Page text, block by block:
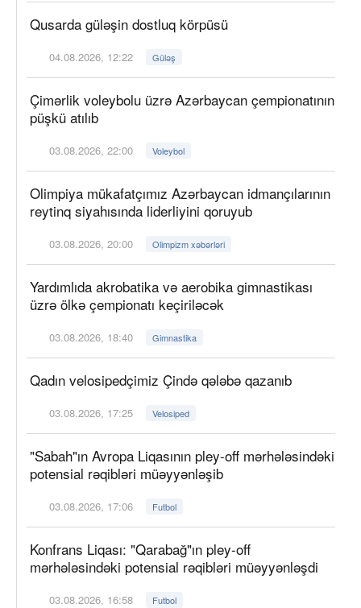
Qusarda güləşin dostluq körpüsü
04.08.2026, 12:22 Güləş
Çimərlik voleybolu üzrə Azərbaycan çempionatının
püşkü atılıb
03.08.2026, 22:00 Voleybol
Olimpiya mükafatçımız Azərbaycan idmançılarının
reytinq siyahısında liderliyini qoruyub
03.08.2026, 20:00 Olimpizm xəbərləri
Yardımlıda akrobatika və aerobika gimnastikası
üzrə ölkə çempionatı keçiriləcək
03.08.2026, 18:40 Gimnastika
Qadın velosipedçimiz Çində qələbə qazanıb
03.08.2026, 17:25 Velosiped
"Sabah"ın Avropa Liqasının pley-off mərhələsindəki
potensial rəqibləri müəyyənləşib
03.08.2026, 17:06 Futbol
Konfrans Liqası: "Qarabağ"ın pley-off
mərhələsindəki potensial rəqibləri müəyyənləşdi
03.08.2026, 16:58 Futbol